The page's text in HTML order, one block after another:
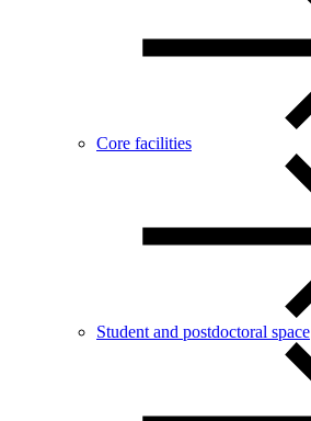
Core facilities
Student and postdoctoral space